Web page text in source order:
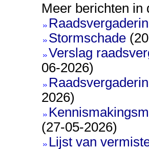
Meer berichten in
Stormschade
Verslag
06-2026)
2026)
(27-05-2026)
Lijst van